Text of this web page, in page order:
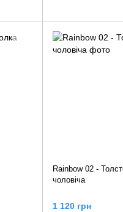
Rainbow 02 -
чоловіча
1 120 грн